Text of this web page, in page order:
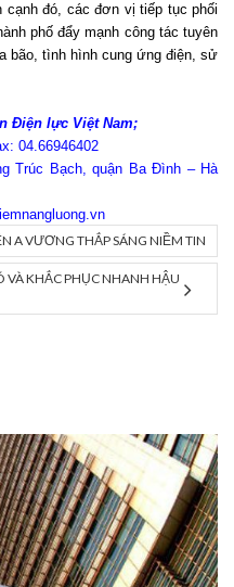
đó, các đơn vị tiếp tục phối
phố đẩy mạnh công tác tuyên
bão, tình hình cung ứng điện, sử
Điện lực Việt Nam;
04.66946402
Trúc Bạch, quận Ba Đình – Hà
A VƯƠNG THẮP SÁNG NIỀM TIN
VÀ KHẮC PHỤC NHANH HẬU